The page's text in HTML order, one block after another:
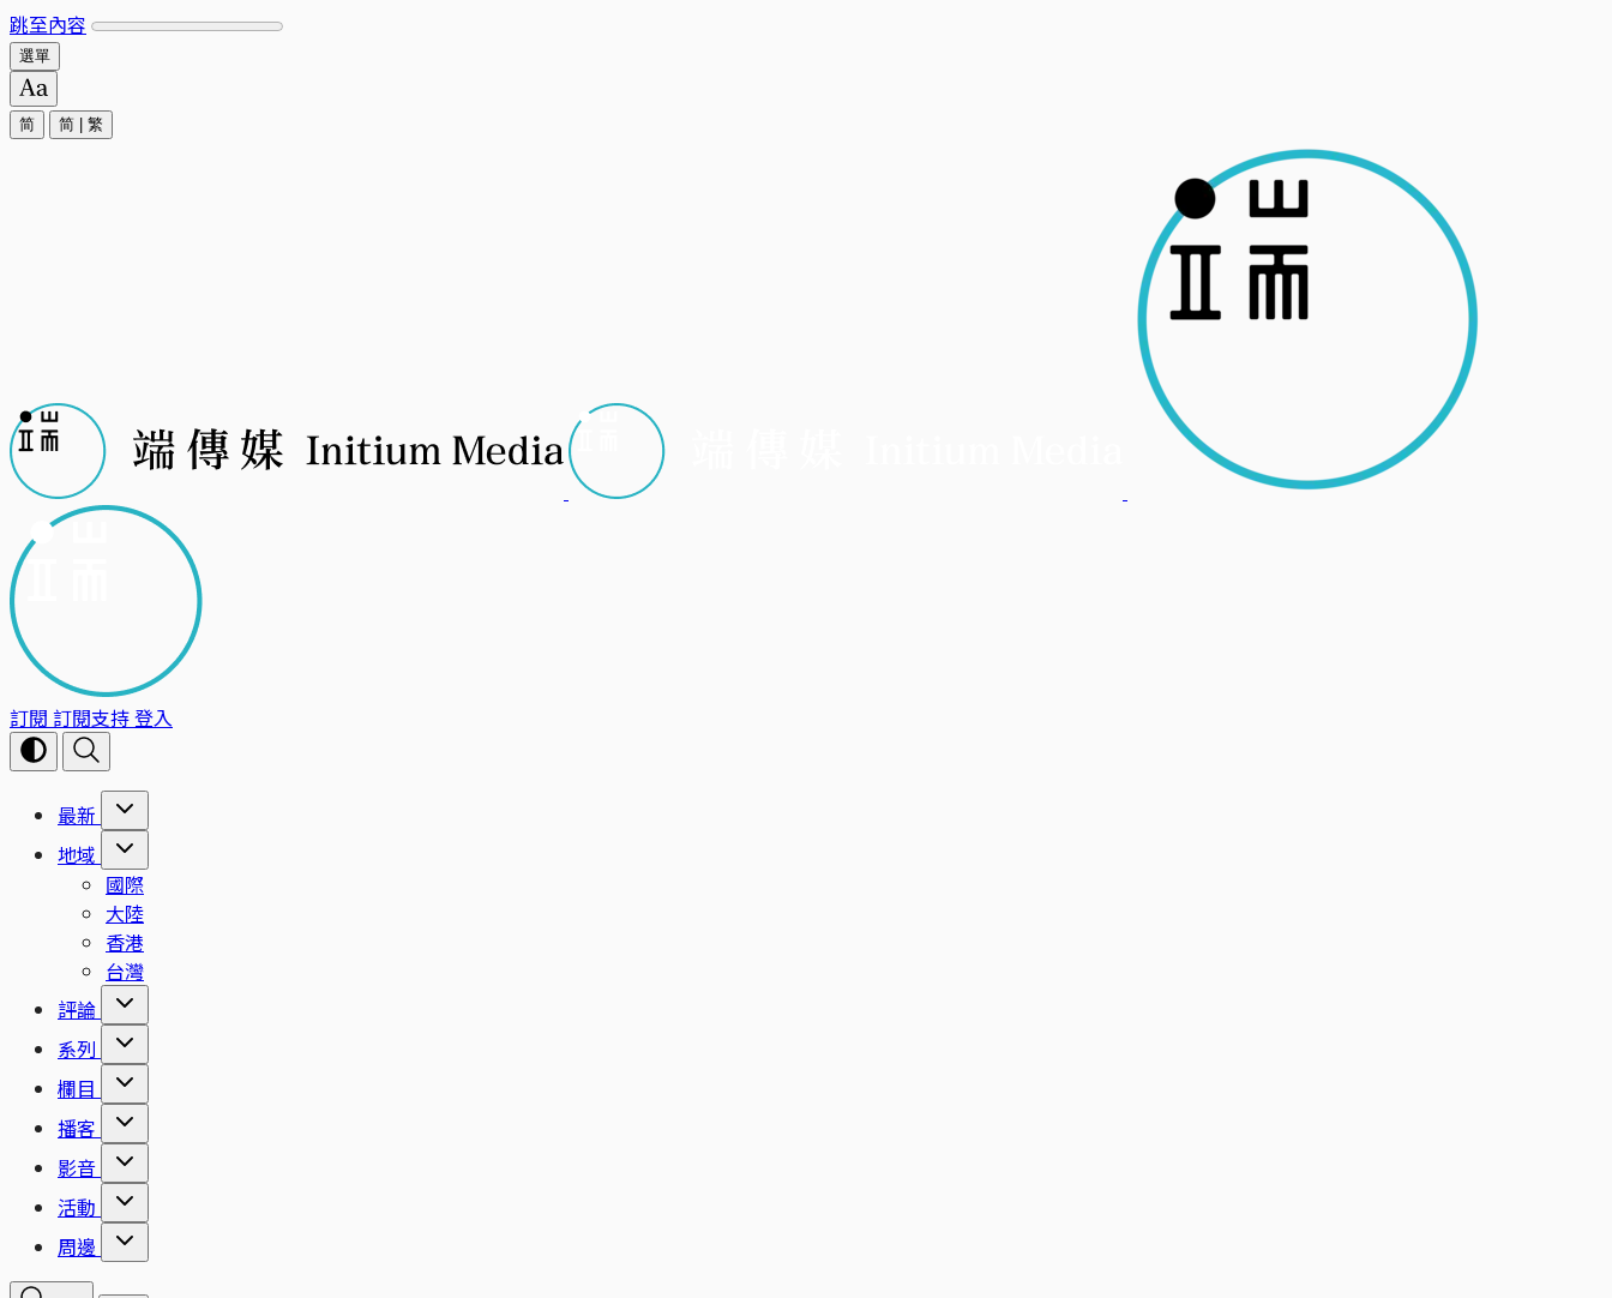
跳至內容
選單
简 简 繁
訂閱 訂閱支持登入
最新
地域
國際
大陸
香港
台灣
評論
系列
欄目
播客
影音
活動
周邊